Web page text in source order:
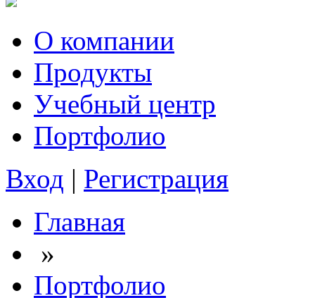
О компании
Продукты
Учебный центр
Портфолио
Вход | Регистрация
Главная
»
Портфолио